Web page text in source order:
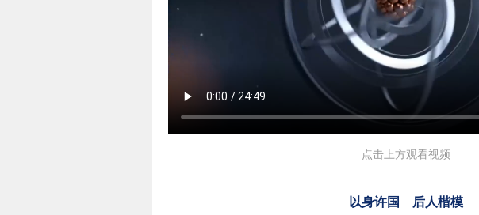
点击上方观看视频
以身许国 后人楷模